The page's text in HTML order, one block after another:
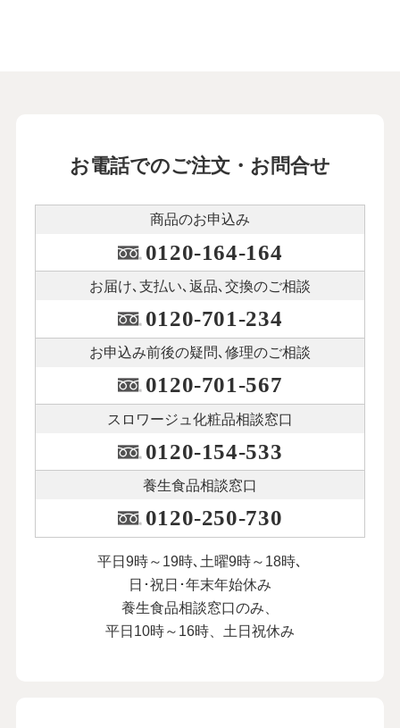
お電話でのご注文・お問合せ
商品のお申込み
0120-164-164
お届け､支払い､ 返品､交換のご相談
0120-701-234
お申込み前後の疑問､修理のご相談
0120-701-567
スロワージュ化粧品相談窓口
0120-154-533
養生食品相談窓口
0120-250-730
平日9時～19時､土曜9時～18時､
日･祝日･年末年始休み
養生食品相談窓口のみ、
平日10時～16時、土日祝休み